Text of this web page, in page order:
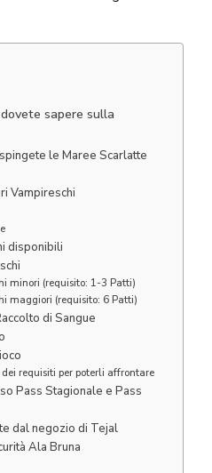
sapere sulla
le Maree Scarlatte
Vampireschi
disponibili
minori (requisito: 1-3 Patti)
maggiori (requisito: 6 Patti)
di Sangue
dei requisiti per poterli affrontare
Pass Stagionale e Pass
dal negozio di Tejal
Ala Bruna